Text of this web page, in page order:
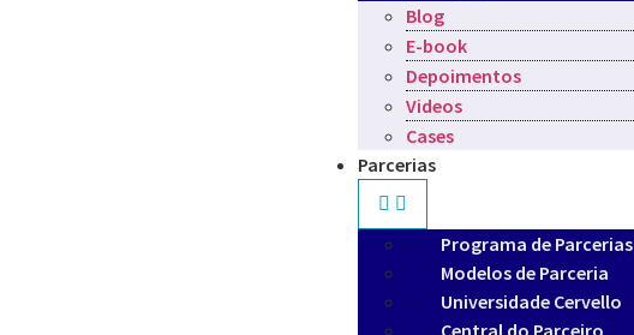
Blog
E-book
Depoimentos
Videos
Cases
Parcerias
Programa de Parcerias
Modelos de Parceria
Universidade Cervello
Central do Parceiro